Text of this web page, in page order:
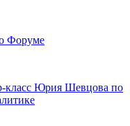
Форуме
класс Юрия Шевцова по